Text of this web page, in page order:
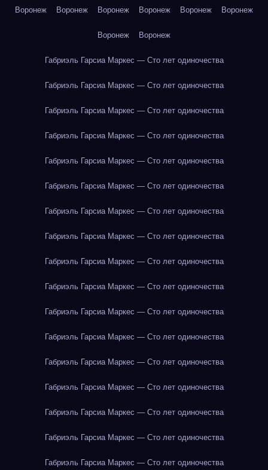
Воронеж Воронеж Воронеж Воронеж Воронеж Воронеж
Воронеж Воронеж
Габриэль Гарсиа Маркес — Сто лет одиночества
Габриэль Гарсиа Маркес — Сто лет одиночества
Габриэль Гарсиа Маркес — Сто лет одиночества
Габриэль Гарсиа Маркес — Сто лет одиночества
Габриэль Гарсиа Маркес — Сто лет одиночества
Габриэль Гарсиа Маркес — Сто лет одиночества
Габриэль Гарсиа Маркес — Сто лет одиночества
Габриэль Гарсиа Маркес — Сто лет одиночества
Габриэль Гарсиа Маркес — Сто лет одиночества
Габриэль Гарсиа Маркес — Сто лет одиночества
Габриэль Гарсиа Маркес — Сто лет одиночества
Габриэль Гарсиа Маркес — Сто лет одиночества
Габриэль Гарсиа Маркес — Сто лет одиночества
Габриэль Гарсиа Маркес — Сто лет одиночества
Габриэль Гарсиа Маркес — Сто лет одиночества
Габриэль Гарсиа Маркес — Сто лет одиночества
Габриэль Гарсиа Маркес — Сто лет одиночества